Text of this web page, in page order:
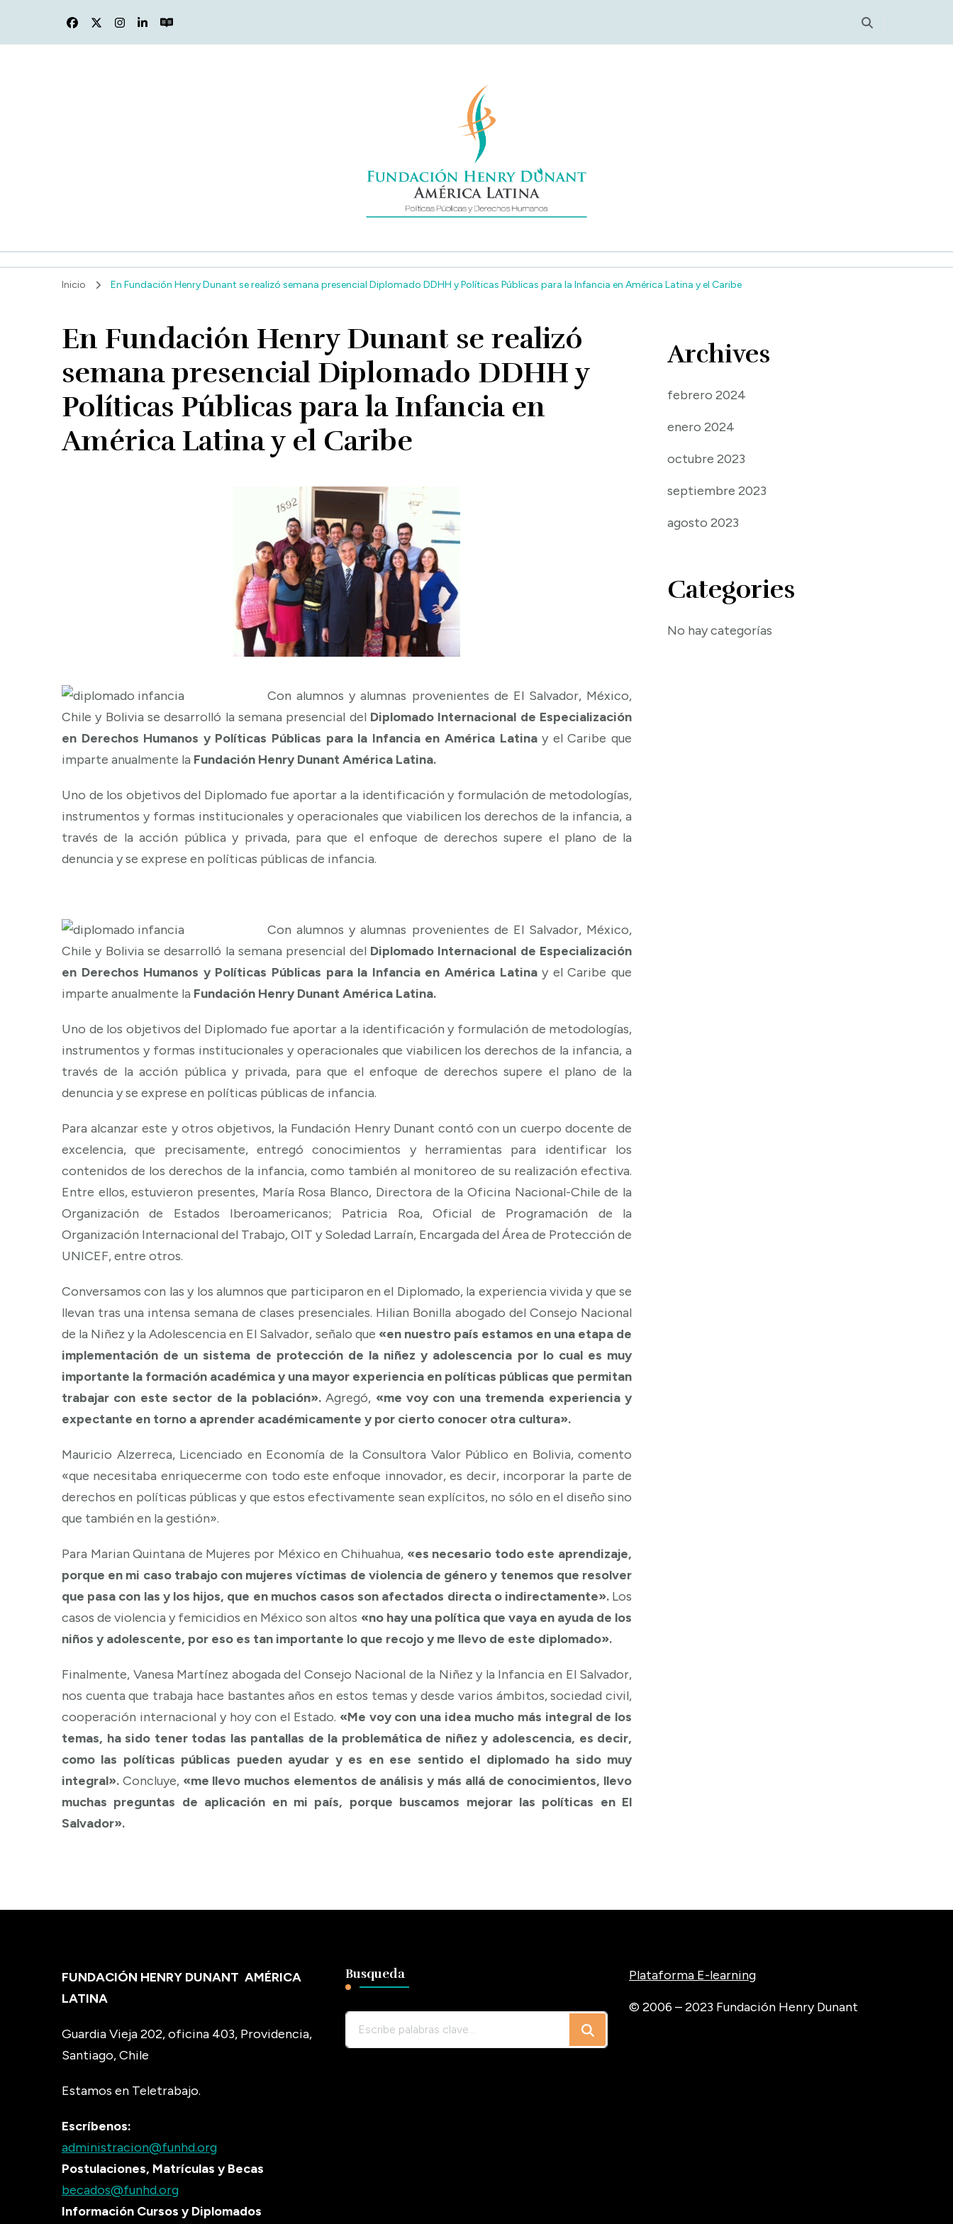
Fundación Henry Dunant
América Latina
Inicio En Fundación Henry Dunant se realizó semana presencial Diplomado DDHH y Políticas Públicas para la Infancia en América Latina y el Caribe
En Fundación Henry Dunant se realizó
semana presencial Diplomado DDHH y
Políticas Públicas para la Infancia en
América Latina y el Caribe
Con alumnos y alumnas provenientes de El Salvador, México,
Chile y Bolivia se desarrolló la semana presencial del Diplomado Internacional de Especialización
en Derechos Humanos y Políticas Públicas para la Infancia en América Latinay el Caribe que
imparte anualmente la Fundación Henry Dunant América Latina.
Uno de los objetivos del Diplomado fue aportar a la identificación y formulación de metodologías,
instrumentos y formas institucionales y operacionales que viabilicen los derechos de la infancia, a
través de la acción pública y privada, para que el enfoque de derechos supere el plano de la
denuncia y se exprese en políticas públicas de infancia.
Con alumnos y alumnas provenientes de El Salvador, México,
Chile y Bolivia se desarrolló la semana presencial del Diplomado Internacional de Especialización
en Derechos Humanos y Políticas Públicas para la Infancia en América Latinay el Caribe que
imparte anualmente la Fundación Henry Dunant América Latina.
Uno de los objetivos del Diplomado fue aportar a la identificación y formulación de metodologías,
instrumentos y formas institucionales y operacionales que viabilicen los derechos de la infancia, a
través de la acción pública y privada, para que el enfoque de derechos supere el plano de la
denuncia y se exprese en políticas públicas de infancia.
Para alcanzar este y otros objetivos, la Fundación Henry Dunant contó con un cuerpo docente de
excelencia, que precisamente, entregó conocimientos y herramientas para identificar los
contenidos de los derechos de la infancia, como también al monitoreo de su realización efectiva.
Entre ellos, estuvieron presentes, María Rosa Blanco, Directora de la Oficina Nacional-Chile de la
Organización de Estados Iberoamericanos; Patricia Roa, Oficial de Programación de la
Organización Internacional del Trabajo, OIT y Soledad Larraín, Encargada del Área de Protección de
UNICEF, entre otros.
Conversamos con las y los alumnos que participaron en el Diplomado, la experiencia vivida y que se
llevan tras una intensa semana de clases presenciales. Hilian Bonilla abogado del Consejo Nacional
de la Niñez y la Adolescencia en El Salvador, señalo que «en nuestro país estamos en una etapa de
implementación de un sistema de protección de la niñez y adolescencia por lo cual es muy
importante la formación académica y una mayor experiencia en políticas públicas que permitan
trabajar con este sector de la población».Agregó, «me voy con una tremenda experiencia y
expectante en torno a aprender académicamente y por cierto conocer otra cultura».
Mauricio Alzerreca, Licenciado en Economía de la Consultora Valor Público en Bolivia, comento
«que necesitaba enriquecerme con todo este enfoque innovador, es decir, incorporar la parte de
derechos en políticas públicas y que estos efectivamente sean explícitos, no sólo en el diseño sino
que también en la gestión».
Para Marian Quintana de Mujeres por México en Chihuahua,«es necesario todo este aprendizaje,
porque en mi caso trabajo con mujeres víctimas de violencia de género y tenemos que resolver
que pasa con las y los hijos, que en muchos casos son afectados directa o indirectamente».Los
casos de violencia y femicidios en México son altos «no hay una política que vaya en ayuda de los
niños y adolescente, por eso es tan importante lo que recojo y me llevo de este diplomado».
Finalmente, Vanesa Martínez abogada del Consejo Nacional de la Niñez y la Infancia en El Salvador,
nos cuenta que trabaja hace bastantes años en estos temas y desde varios ámbitos, sociedad civil,
cooperación internacional y hoy con el Estado. «Me voy con una idea mucho más integral de los
temas, ha sido tener todas las pantallas de la problemática de niñez y adolescencia, es decir,
como las políticas públicas pueden ayudar y es en ese sentido el diplomado ha sido muy
integral». Concluye,«me llevo muchos elementos de análisis y más allá de conocimientos, llevo
muchas preguntas de aplicación en mi país, porque buscamos mejorar las políticas en El
Salvador».
Archives
febrero 2024
enero 2024
octubre 2023
septiembre 2023
agosto 2023
Categories
No hay categorías
FUNDACIÓN HENRY DUNANT AMÉRICA
LATINA
Guardia Vieja 202, oficina 403, Providencia,
Santiago, Chile
Estamos en Teletrabajo.
Escríbenos:
administracion@funhd.org
Postulaciones, Matrículas y Becas
becados@funhd.org
Información Cursos y Diplomados
Busqueda
¿Buscas
algo?
Plataforma E-learning
© 2006 – 2023 Fundación Henry Dunant